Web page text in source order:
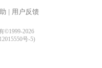
用户反馈
©1999-2026
号-5)